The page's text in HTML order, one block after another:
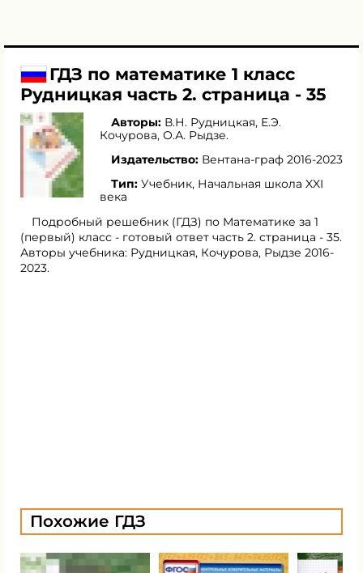
ГДЗ по математике 1 класс
Рудницкая часть 2. страница - 35
Авторы: В.Н. Рудницкая, Е.Э.
Кочурова, О.А. Рыдзе.
Издательство: Вентана-граф 2016-2023
Тип: Учебник, Начальная школа XXI
века
Подробный решебник (ГДЗ) по Математике за 1
(первый) класс - готовый ответ часть 2. страница - 35.
Авторы учебника: Рудницкая, Кочурова, Рыдзе 2016-
2023.
Похожие ГДЗ